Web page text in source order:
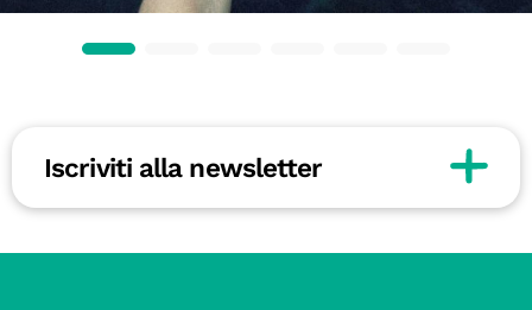
Iscriviti alla newsletter